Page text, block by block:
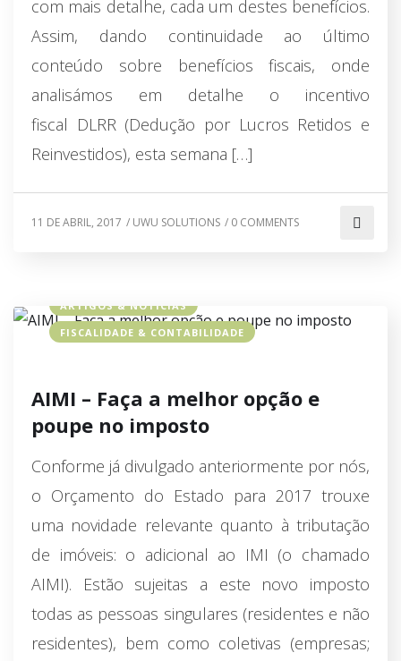
com mais detalhe, cada um destes benefícios.
Assim, dando continuidade ao último
conteúdo sobre benefícios fiscais, onde
analisámos em detalhe o incentivo
fiscal DLRR (Dedução por Lucros Retidos e
Reinvestidos), esta semana […]
11 DE ABRIL, 2017 / UWU SOLUTIONS / 0 COMMENTS
ARTIGOS & NOTÍCIAS
FISCALIDADE & CONTABILIDADE
AIMI – Faça a melhor opção e
poupe no imposto
Conforme já divulgado anteriormente por nós,
o Orçamento do Estado para 2017 trouxe
uma novidade relevante quanto à tributação
de imóveis: o adicional ao IMI (o chamado
AIMI). Estão sujeitas a este novo imposto
todas as pessoas singulares (residentes e não
residentes), bem como coletivas (empresas;